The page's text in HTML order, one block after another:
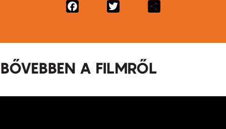
Facebook
BŐVEBBEN A FILMRŐL